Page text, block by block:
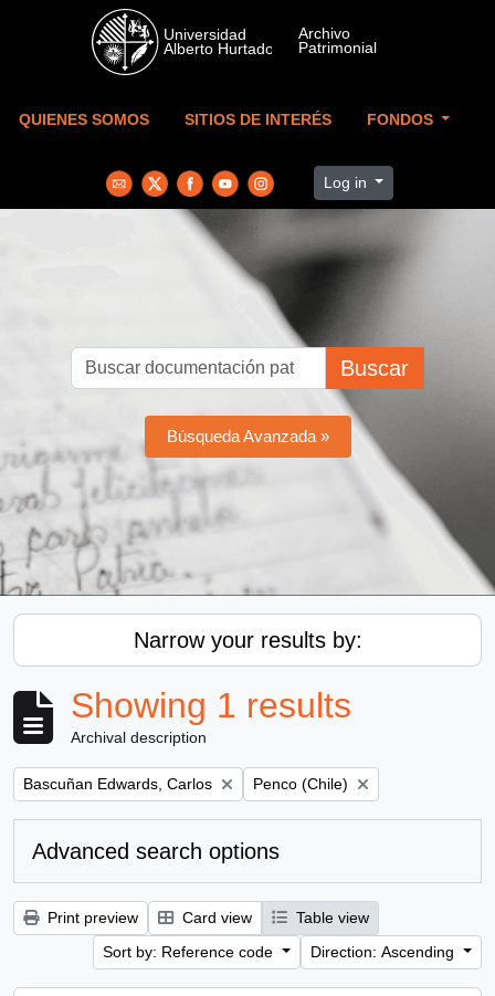
Skip to main content
QUIENES SOMOS SITIOS DE INTERÉS FONDOS
Log in
Buscar
Búsqueda Avanzada »
Narrow your results by:
Showing 1 results
Archival description
Remove filter:
Bascuñan Edwards, Carlos Remove filter:
Penco (Chile)
Advanced search options
Print preview Card view
Table view
Sort by: Reference code
Direction: Ascending